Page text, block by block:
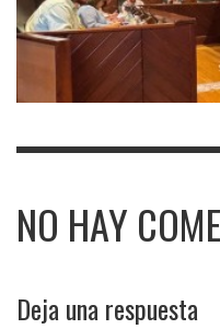
NO HAY
Deja una respuesta